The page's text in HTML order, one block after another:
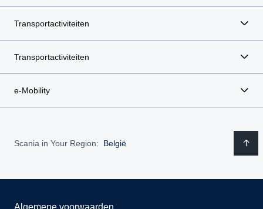
Transportactiviteiten
Transportactiviteiten
e-Mobility
Scania in Your Region: België
Algemene voorwaarden